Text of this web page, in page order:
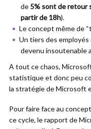
de5% sont de retour
partir de 18h).
Le concept même de
Un tiers des
devenu insoutenable
A tout ce chaos,
statistique et donc peu
la stratégie de Microsoft
Pour faire face au
ce cycle, le rapport de